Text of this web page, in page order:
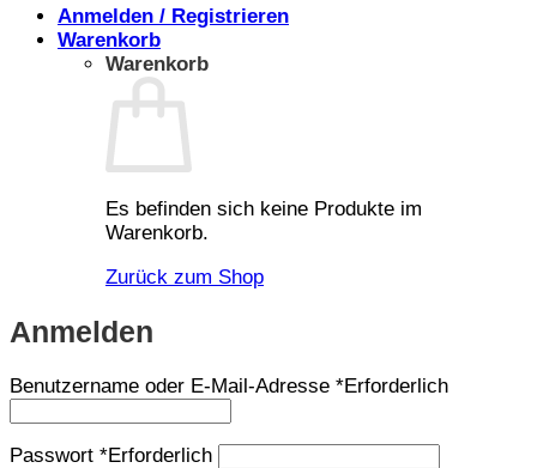
Anmelden / Registrieren
Warenkorb
Warenkorb
Es befinden sich keine Produkte im
Warenkorb.
Zurück zum Shop
Anmelden
Benutzername oder E-Mail-Adresse *Erforderlich
Passwort *Erforderlich